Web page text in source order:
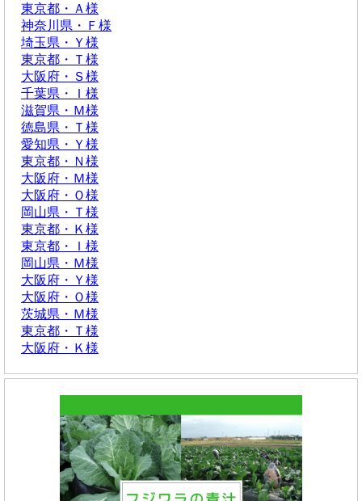
東京都・Ａ様
神奈川県・Ｆ様
埼玉県・Ｙ様
東京都・Ｔ様
大阪府・Ｓ様
千葉県・Ｉ様
滋賀県・Ｍ様
徳島県・Ｔ様
愛知県・Ｙ様
東京都・Ｎ様
大阪府・Ｍ様
大阪府・Ｏ様
岡山県・Ｔ様
東京都・Ｋ様
東京都・Ｉ様
岡山県・Ｍ様
大阪府・Ｙ様
大阪府・Ｏ様
茨城県・Ｍ様
東京都・Ｔ様
大阪府・Ｋ様